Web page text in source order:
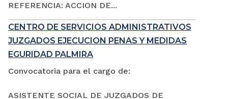
REFERENCIA: ACCION DE...
CENTRO DE SERVICIOS ADMINISTRATIVOS
JUZGADOS EJECUCION PENAS Y MEDIDAS
EGURIDAD PALMIRA
Convocatoria para el cargo de:
ASISTENTE SOCIAL DE JUZGADOS DE